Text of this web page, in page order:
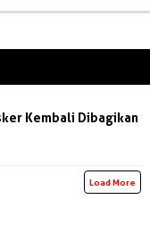
Kembali Dibagikan
Load More